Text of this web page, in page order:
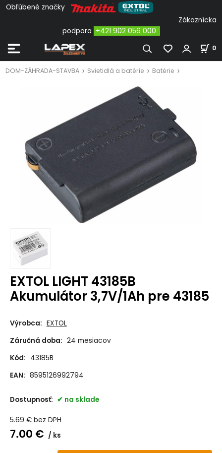
Obľúbené značky
Zákaznícka
podpora +421 902 056 000
0
DOM-ZÁHRADA-STAVBA Svietidlá a batérie Batérie
EXTOL LIGHT 43185B
Akumulátor 3,7V/1Ah pre 43185
Výrobca: EXTOL
Záručná doba: 24 mesiacov
Kód: 43185B
EAN: 8595126992794
Dostupnosť: na sklade
5.69 € bez DPH
7.00 € ks